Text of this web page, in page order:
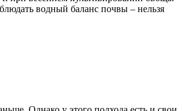
водный баланс почвы – нельзя